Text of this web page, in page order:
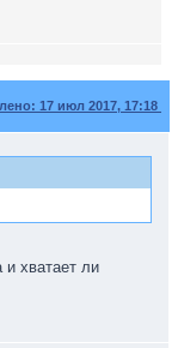
17 июл 2017, 17:18
и хватает ли